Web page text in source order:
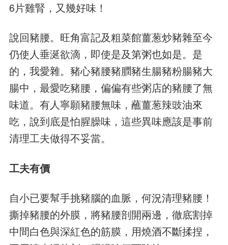
6片雞腎，又幾好味！
說回豬腰。旺角富記及粗菜館薑葱炒豬雜至今
仍使人垂涎欲滴，即使是及第粥也如是。是
的，我愛雜。豬心豬腰豬膶豬生腸豬粉腸豬大
腸中，最愛吃豬腰，偏偏有些粥店的豬腰了無
味道。有人寧願豬腰無味，蘸薑葱辣豉油來
吃，說到底是怕腥臊味，這些異味應該是事前
清理工夫做得不妥當。
工夫有價
自小已要幫手挑豬腦的血脈，何況清理豬腰！
撕掉豬腰的外膜，將豬腰剖開兩邊，徹底割掉
中間白色與深紅色的筋膜，用燒酒不斷揉捏，